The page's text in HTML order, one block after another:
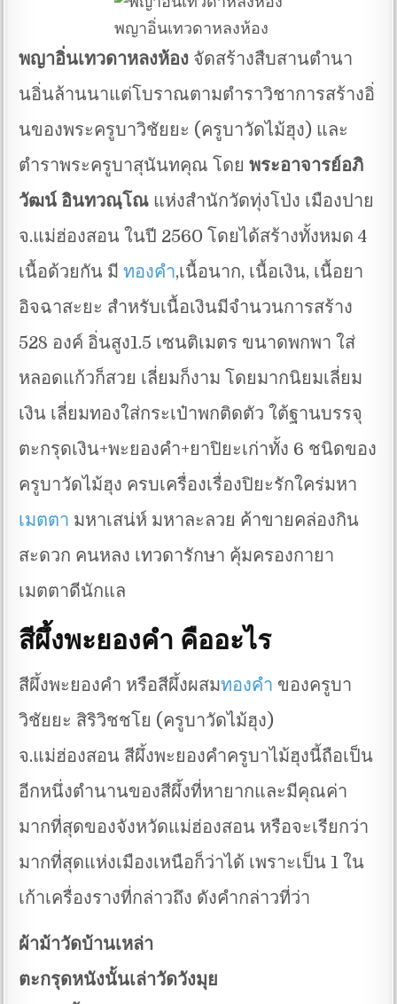
พญาอิ่นเทวดาหลงห้อง
พญาอิ่นเทวดาหลงห้อง จัดสร้างสืบสานตำนา
นอิ่นล้านนาแต่โบราณตามตำราวิชาการสร้างอิ่
นของพระครูบาวิชัยยะ (ครูบาวัดไม้ฮุง) และ
ตำราพระครูบาสุนันทคุณ โดยพระอาจารย์อภิ
วัฒน์ อินทวณฺโณ แห่งสำนักวัดทุ่งโป่ง เมืองปาย
จ.แม่ฮ่องสอน ในปี 2560 โดยได้สร้างทั้งหมด 4
เนื้อด้วยกัน มีทองคำ,เนื้อนาก, เนื้อเงิน, เนื้อยา
อิจฉาสะยะ สำหรับเนื้อเงินมีจำนวนการสร้าง
528 องค์ อิ่นสูง1.5 เซนติเมตร ขนาดพกพา ใส่
หลอดแก้วก็สวย เลี่ยมก็งาม โดยมากนิยมเลี่ยม
เงิน เลี่ยมทองใส่กระเป๋าพกติดตัว ใต้ฐานบรรจุ
ตะกรุดเงิน+พะยองคำ+ยาปิยะเก่าทั้ง 6 ชนิดของ
ครูบาวัดไม้ฮุง ครบเครื่องเรื่องปิยะรักใคร่มหา
เมตตา มหาเสน่ห์ มหาละลวย ค้าขายคล่องกิน
สะดวก คนหลง เทวดารักษา คุ้มครองกายา
เมตตาดีนักแล
สีผึ้งพะยองคำ คืออะไร
สีผึ้งพะยองคำ หรือสีผึ้งผสมทองคำ ของครูบา
วิชัยยะ สิริวิชชโย (ครูบาวัดไม้ฮุง)
จ.แม่ฮ่องสอน สีผึ้งพะยองคำครูบาไม้ฮุงนี้ถือเป็น
อีกหนึ่งตำนานของสีผึ้งที่หายากและมีคุณค่า
มากที่สุดของจังหวัดแม่ฮ่องสอน หรือจะเรียกว่า
มากที่สุดแห่งเมืองเหนือก็ว่าได้ เพราะเป็น 1 ใน
เก้าเครื่องรางที่กล่าวถึง ดังคำกล่าวที่ว่า
ผ้าม้าวัดบ้านเหล่า
ตะกรุดหนังนั้นเล่าวัดวังมุย